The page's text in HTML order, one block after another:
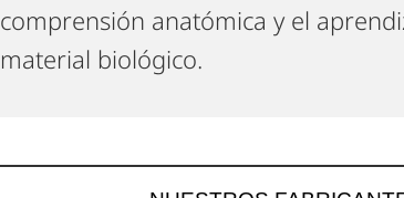
comprensión anatómica y el
material biológico.